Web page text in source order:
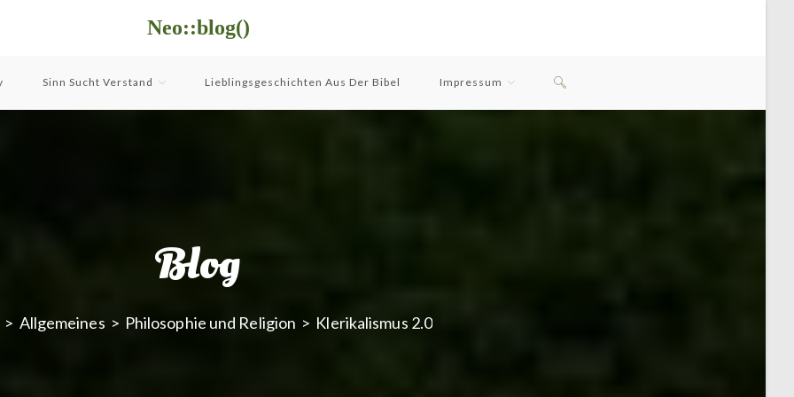
Neo::blog()
Sinn Sucht Verstand Lieblingsgeschichten Aus Der Bibel Impressum Website-
Blog
> Allgemeines > Philosophie und Religion > Klerikalismus 2.0